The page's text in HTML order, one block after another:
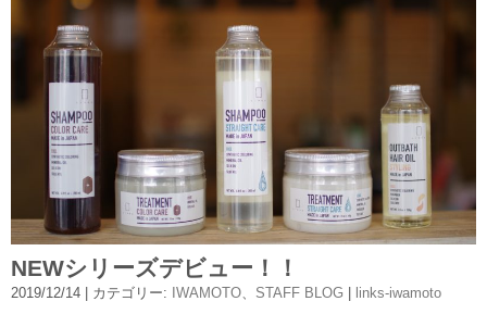
NEWシリーズデビュー！！
2019/12/14 | カテゴリー: IWAMOTO、 STAFF BLOG links-iwamoto